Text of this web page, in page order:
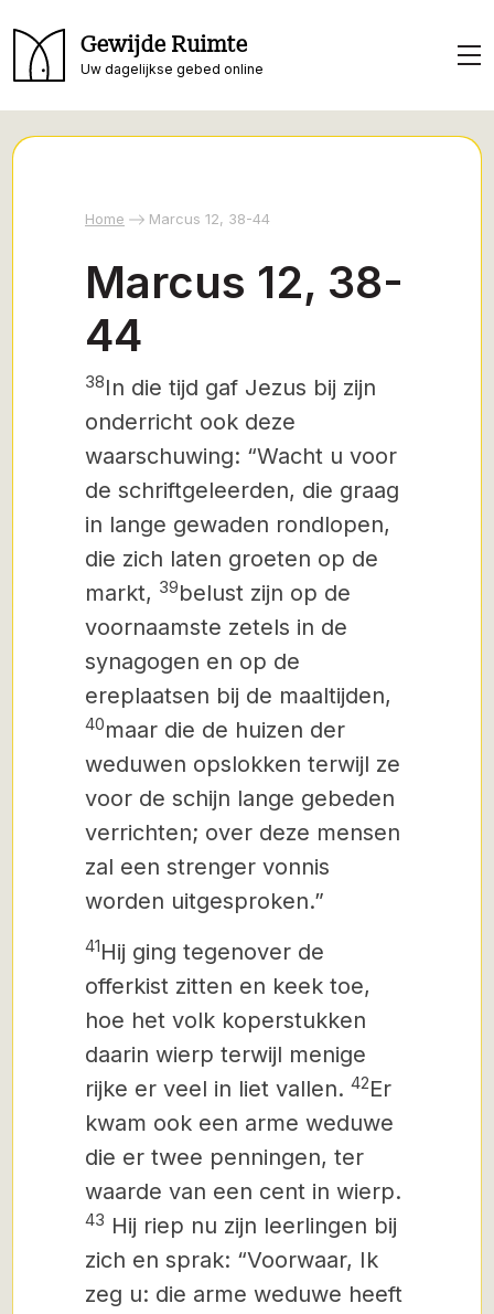
Gewijde Ruimte
Uw dagelijkse gebed online
Home Marcus 12, 38-44
Marcus 12, 38-
44
38In die tijd gaf Jezus bij zijn
onderricht ook deze
waarschuwing: “Wacht u voor
de schriftgeleerden, die graag
in lange gewaden rondlopen,
die zich laten groeten op de
markt, 39belust zijn op de
voornaamste zetels in de
synagogen en op de
ereplaatsen bij de maaltijden,
40maar die de huizen der
weduwen opslokken terwijl ze
voor de schijn lange gebeden
verrichten; over deze mensen
zal een strenger vonnis
worden uitgesproken.”
41Hij ging tegenover de
offerkist zitten en keek toe,
hoe het volk koperstukken
daarin wierp terwijl menige
rijke er veel in liet vallen. 42Er
kwam ook een arme weduwe
die er twee penningen, ter
waarde van een cent in wierp.
43 Hij riep nu zijn leerlingen bij
zich en sprak: “Voorwaar, Ik
zeg u: die arme weduwe heeft